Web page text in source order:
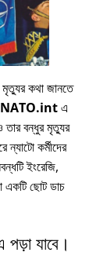
মৃত্যুর কথা জানতে
NATO.intএ
তার বন্ধুর মৃত্যুর
ন্যাটো কর্মীদের
ইংরেজি,
একটি ছোট ডাচ
যাবে।